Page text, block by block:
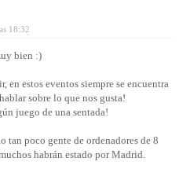
18:32
bien :)
en estos eventos siempre se encuentra
sobre lo que nos gusta!
juego de una sentada!
tan poco gente de ordenadores de 8
habrán estado por Madrid.